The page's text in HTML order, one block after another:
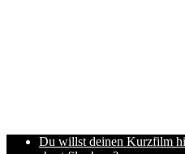
Du willst deinen Kurzfilm